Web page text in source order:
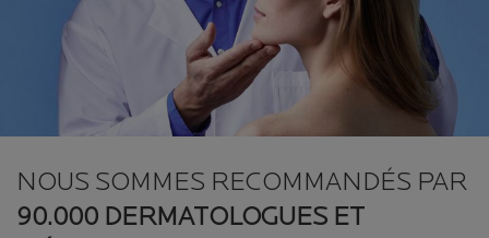
NOUS SOMMES RECOMMANDÉS PAR
90.000 DERMATOLOGUES ET